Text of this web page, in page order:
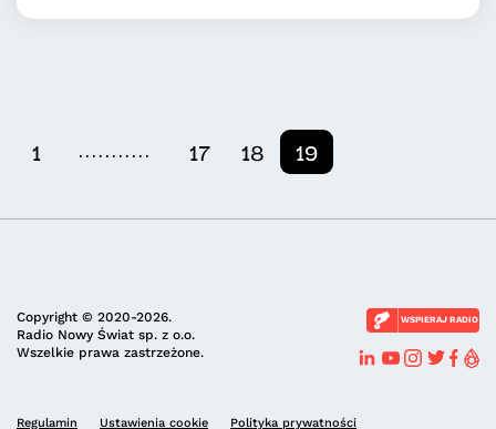
1 ........... 17 18 19
Copyright © 2020-2026.
Radio Nowy Świat sp. z o.o.
Wszelkie prawa zastrzeżone.
WSPIERAJ RADIO
Regulamin Ustawienia cookie Polityka prywatności